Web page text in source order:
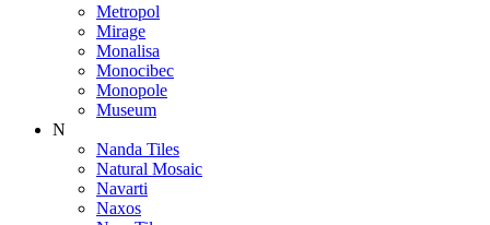
Metropol
Mirage
Monalisa
Monocibec
Monopole
Museum
N
Nanda Tiles
Natural Mosaic
Navarti
Naxos